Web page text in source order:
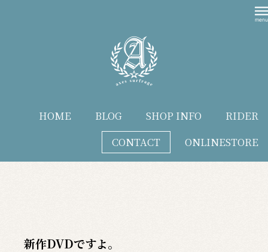
HOME BLOG SHOP INFO
RIDER
CONTACT
ONLINESTORE
新作DVDですよ。